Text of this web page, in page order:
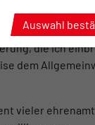
Auswahl
habe,
die ich
dem
vieler